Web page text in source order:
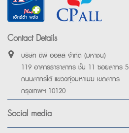
Contact Details
บริษัท ซีพี ออลล์ จำกัด (มหาชน)
119 อาคารธาราสาทร ชั้น 11 ซอยสาทร 5
ถนนสาทรใต้ แขวงทุ่งมหาเมฆ เขตสาทร
กรุงเทพฯ 10120
Social media